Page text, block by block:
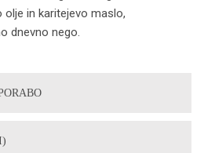
in karitejevo maslo,
dnevno nego.